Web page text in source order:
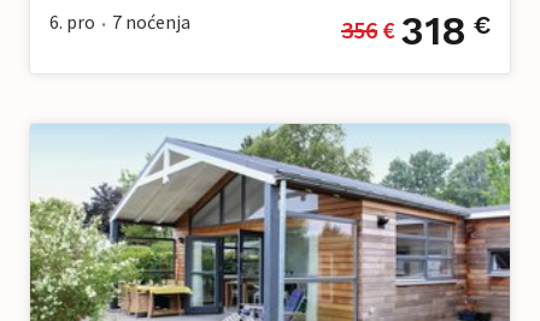
6. pro • 7 noćenja 356 € 318 €